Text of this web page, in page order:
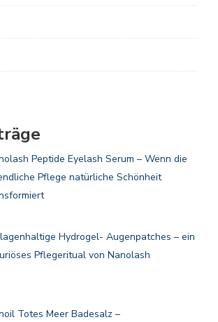
Peptide Eyelash Serum – Wenn die
Pflege natürliche Schönheit
Hydrogel- Augenpatches – ein
Pflegeritual von Nanolash
Totes Meer Badesalz –